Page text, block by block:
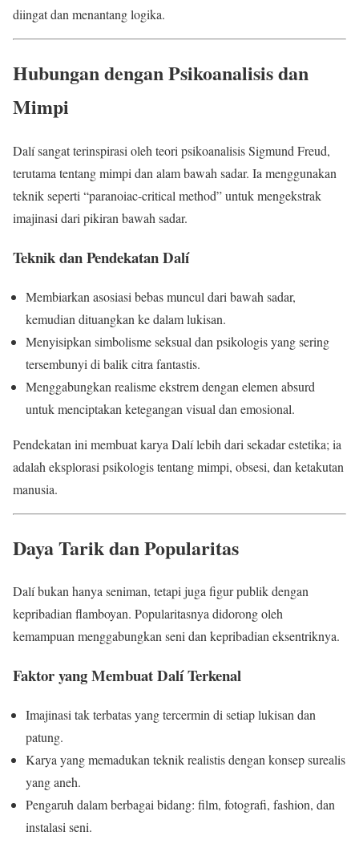
diingat dan menantang logika.
Hubungan dengan Psikoanalisis dan
Mimpi
Dalí sangat terinspirasi oleh teori psikoanalisis Sigmund Freud,
terutama tentang mimpi dan alam bawah sadar. Ia menggunakan
teknik seperti “paranoiac-critical method” untuk mengekstrak
imajinasi dari pikiran bawah sadar.
Teknik dan Pendekatan Dalí
Membiarkan asosiasi bebas muncul dari bawah sadar,
kemudian dituangkan ke dalam lukisan.
Menyisipkan simbolisme seksual dan psikologis yang sering
tersembunyi di balik citra fantastis.
Menggabungkan realisme ekstrem dengan elemen absurd
untuk menciptakan ketegangan visual dan emosional.
Pendekatan ini membuat karya Dalí lebih dari sekadar estetika; ia
adalah eksplorasi psikologis tentang mimpi, obsesi, dan ketakutan
manusia.
Daya Tarik dan Popularitas
Dalí bukan hanya seniman, tetapi juga figur publik dengan
kepribadian flamboyan. Popularitasnya didorong oleh
kemampuan menggabungkan seni dan kepribadian eksentriknya.
Faktor yang Membuat Dalí Terkenal
Imajinasi tak terbatas yang tercermin di setiap lukisan dan
patung.
Karya yang memadukan teknik realistis dengan konsep surealis
yang aneh.
Pengaruh dalam berbagai bidang: film, fotografi, fashion, dan
instalasi seni.